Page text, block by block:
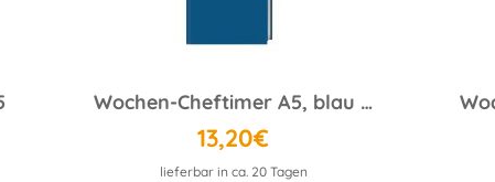
Wochen-Cheftimer A5, blau 2025
13,20€
lieferbar in ca. 20 Tagen